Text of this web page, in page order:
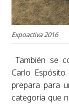
Expoactiva 2016
También se
Carlo
prepara para
categoría que